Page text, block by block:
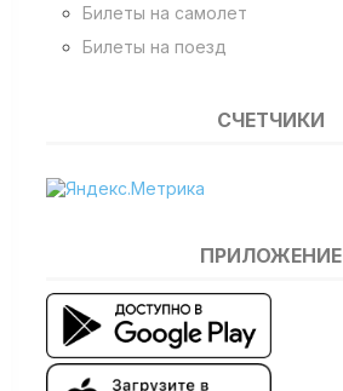
Билеты на самолет
Билеты на поезд
СЧЕТЧИКИ
ПРИЛОЖЕНИЕ